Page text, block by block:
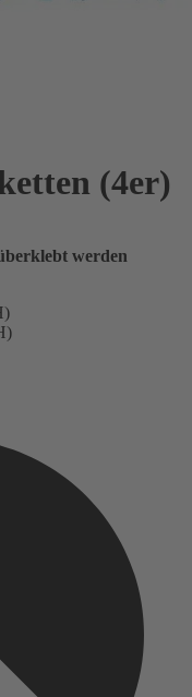
(4er)
werden